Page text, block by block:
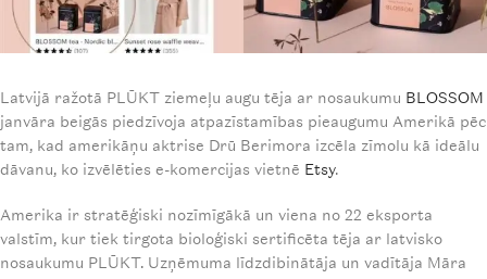
Latvijā ražotā PLŪKT ziemeļu augu tēja ar nosaukumu BLOSSOM
janvāra beigās piedzīvoja atpazīstamības pieaugumu Amerikā pēc
tam, kad amerikāņu aktrise Drū Berimora izcēla zīmolu kā ideālu
dāvanu, ko izvēlēties e-komercijas vietnē Etsy.
Amerika ir stratēģiski nozīmīgākā un viena no 22 eksporta
valstīm, kur tiek tirgota bioloģiski sertificēta tēja ar latvisko
nosaukumu PLŪKT. Uzņēmuma līdzdibinātāja un vadītāja Māra